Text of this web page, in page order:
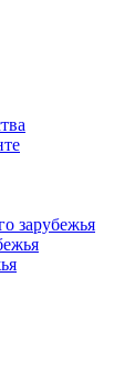
зарубежья